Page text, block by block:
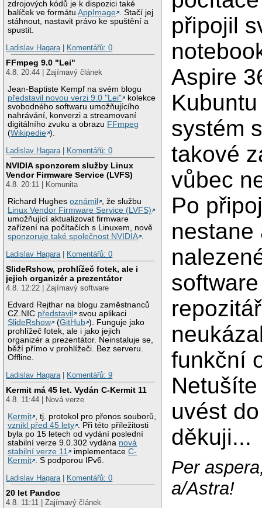
zdrojových kódů je k dispozici také
balíček ve formátuAppImage . Stačí jej
stáhnout, nastavit právo ke spuštění a
spustit.
Ladislav Hagara
Komentářů: 0
FFmpeg 9.0 "Lei"
4.8. 20:44 | Zajímavý článek
Jean-Baptiste Kempf na svém blogu
představil novou verzi 9.0 "Lei"
kolekce
svobodného softwaru umožňujícího
nahrávání, konverzi a streamovaní
digitálního zvuku a obrazu FFmpeg
(Wikipedie ).
Ladislav Hagara
Komentářů: 0
NVIDIA sponzorem služby Linux
Vendor Firmware Service (LVFS)
4.8. 20:11 | Komunita
Richard Hughesoznámil
, že službu
Linux Vendor Firmware Service (LVFS)
umožňující aktualizovat firmware
zařízení na počítačích s Linuxem, nově
sponzoruje také společnost NVIDIA .
Ladislav Hagara | Komentářů: 0
SlideRshow, prohlížeč fotek, ale i
jejich organizér a prezentátor
4.8. 12:22 | Zajímavý software
Edvard Rejthar na blogu zaměstnanců
CZ.NIC představil
svou aplikaci
SlideRshow
(GitHub ). Funguje jako
prohlížeč fotek, ale i jako jejich
organizér a prezentátor. Neinstaluje se,
běží přímo v prohlížeči. Bez serveru.
Offline.
Ladislav Hagara | Komentářů: 9
Kermit má 45 let. Vydán C-Kermit 11
4.8. 11:44 | Nová verze
Kermit , tj. protokol pro přenos souborů,
vznikl před 45 lety . Při této příležitosti
byla po 15 letech od vydání poslední
stabilní verze 9.0.302 vydána nová
stabilní verze 11
implementaceC-
Kermit . S podporou IPv6.
Ladislav Hagara | Komentářů: 0
20 let Pandoc
4.8. 11:11 | Zajímavý článek
připojil
Aspire
systém
takové
vůbec
Po
nestane
funkční
uvést
děkuji...
Per
a/Astra!